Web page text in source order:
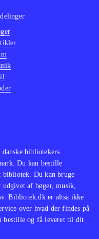
bibliotekers
Du kan bestille
bibliotek. Du kan bruge
af bøger, musik,
Bibliotek.dk er altså ikke
over hvad der findes på
bestille og få leveret til dit